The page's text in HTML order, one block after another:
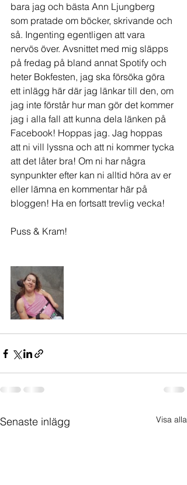
bara jag och bästa Ann Ljungberg
som pratade om böcker, skrivande och
så. Ingenting egentligen att vara
nervös över. Avsnittet med mig släpps
på fredag på bland annat Spotify och
heter Bokfesten, jag ska försöka göra
ett inlägg här där jag länkar till den, om
jag inte förstår hur man gör det kommer
jag i alla fall att kunna dela länken på
Facebook! Hoppas jag. Jag hoppas
att ni vill lyssna och att ni kommer tycka
att det låter bra! Om ni har några
synpunkter efter kan ni alltid höra av er
eller lämna en kommentar här på
bloggen! Ha en fortsatt trevlig vecka!
Puss & Kram!
Senaste inlägg Visa alla